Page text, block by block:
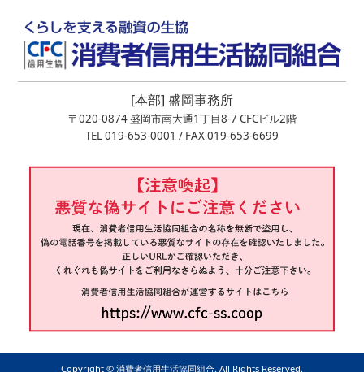
[本部] 盛岡事務所
〒020-0874 盛岡市南大通1丁目8-7 CFCビル2階
TEL 019-653-0001 / FAX 019-653-6699
Copyright ©︎ 消費者信用生活協同組合. All Rights Reserved.